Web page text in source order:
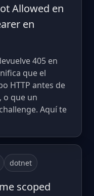
Allowed en
en
405 en
que el
HTTP antes de
o que un
Aquí te
dotnet
scoped